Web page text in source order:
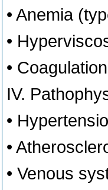
• Anemia
•
•
IV.
•
•
• Venous